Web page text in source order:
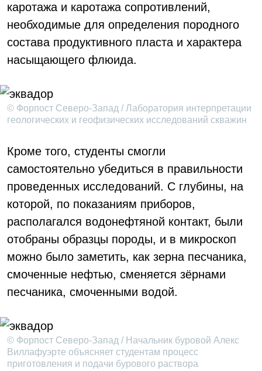
каротажа и каротажа сопротивлений,
необходимые для определения породного
состава продуктивного пласта и характера
насыщающего флюида.
© Форпост Северо-Запад / Лаборатория интерпретации
геологических и геофизических исследований скважин
Кроме того, студенты смогли
самостоятельно убедиться в правильности
проведенных исследований. С глубины, на
которой, по показаниям приборов,
располагался водонефтяной контакт, были
отобраны образцы породы, и в микроскоп
можно было заметить, как зерна песчаника,
смоченные нефтью, сменяется зёрнами
песчаника, смоченными водой.
© Форпост Северо-Запад / Начальник буровой Алекс
Виллафуэрте объясняет студентам процесс
приготовления и подачи бурового раствора